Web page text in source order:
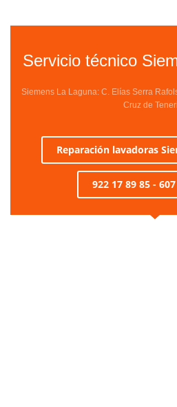
Servicio técnico
Siemens La Laguna: C. Elías Serra
Cruz de
Reparación lavadoras
922 17 89 85 -